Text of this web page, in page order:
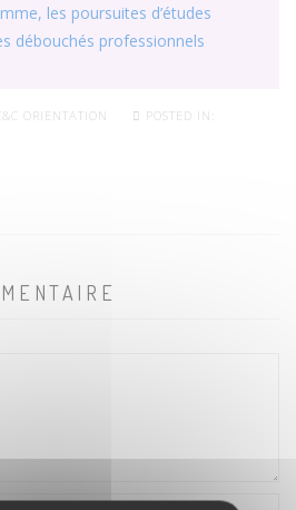
les poursuites d’études
débouchés professionnels
ORIENTATION
POSTED IN: